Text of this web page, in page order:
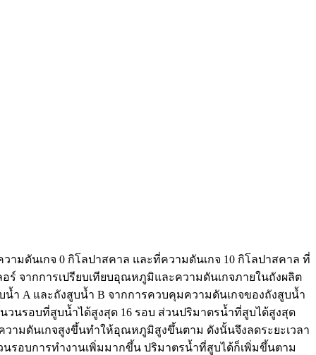
มดันเกจ 0 กิโลปาสคาล และที่ความดันเกจ 10 กิโลปาสคาล ที่
อร์ จากการเปรียบเทียบอุณหภูมิและความดันเกจภายในถังผลิต
ำ A และถังสูบน้ำ B จากการควบคุมความดันเกจของถังสูบน้ำ
วนรอบที่สูบน้ำได้สูงสุด 16 รอบ ส่วนปริมาตรน้ำที่สูบได้สูงสุด
ามดันเกจสูงขึ้นทำให้อุณหภูมิสูงขึ้นตาม ดังนั้นจึงลดระยะเวลา
นรอบการทำงานเพิ่มมากขึ้น ปริมาตรน้ำที่สูบได้ก็เพิ่มขึ้นตาม